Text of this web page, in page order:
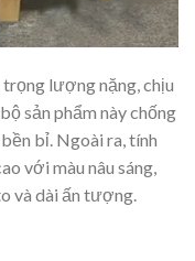
lượng nặng, chịu
sản phẩm này chống
bỉ. Ngoài ra, tính
với màu nâu sáng,
và dài ấn tượng.